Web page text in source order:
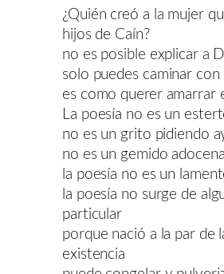
¿Quién creó a la mujer
hijos de Caín?
no es posible explicar a
solo puedes caminar con
es como querer amarrar
La poesía no es un
no es un grito pidiendo
no es un gemido
la poesía no es un
la poesía no surge de
particular
porque nació a la par de
existencia